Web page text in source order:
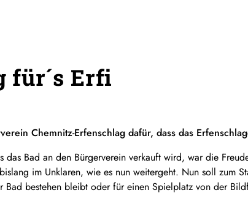
für´s Erfi
Chemnitz-Erfenschlag dafür, dass das
das Bad an den Bürgerverein verkauft wird, war die
im Unklaren, wie es nun weitergeht. Nun soll zum
Bad bestehen bleibt oder für einen Spielplatz von der